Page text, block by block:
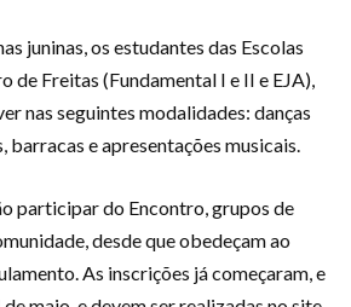
juninas, os estudantes das Escolas
de Freitas (Fundamental I e II e EJA),
nas seguintes modalidades: danças
barracas e apresentações musicais.
participar do Encontro, grupos de
desde que obedeçam ao
As inscrições já começaram, e